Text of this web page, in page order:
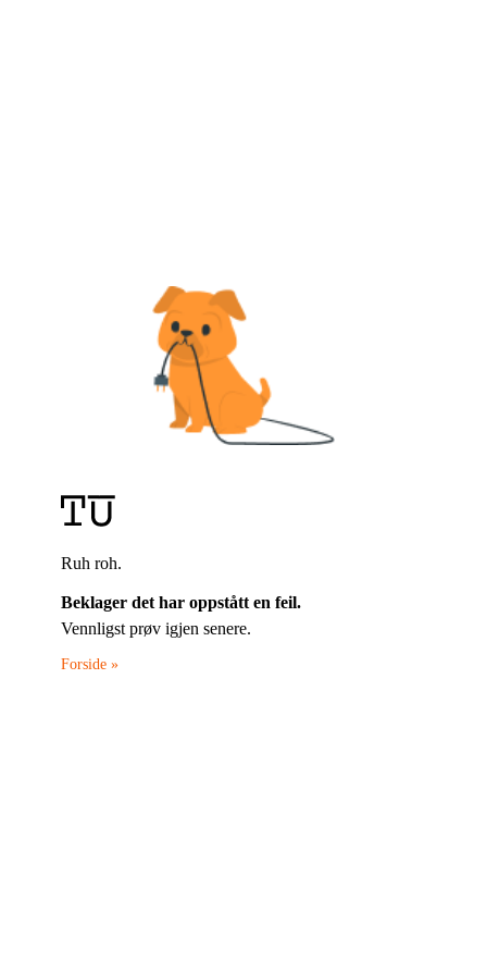
Ruh roh.
Beklager det har oppstått en feil.
Vennligst prøv igjen senere.
Forside »